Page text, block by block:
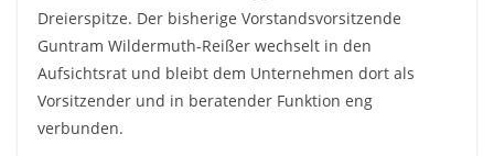
Dreierspitze. Der bisherige Vorstandsvorsitzende
Guntram Wildermuth-Reißer wechselt in den
Aufsichtsrat und bleibt dem Unternehmen dort als
Vorsitzender und in beratender Funktion eng
verbunden.